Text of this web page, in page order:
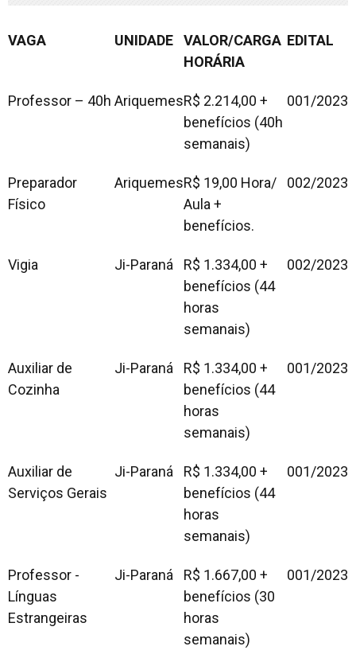
VAGA UNIDADE
VALOR/CARGA
HORÁRIA
EDITAL
Professor – 40h AriquemesR$ 2.214,00 +
benefícios (40h
semanais)
001/2023
Preparador
Físico
AriquemesR$ 19,00 Hora/
Aula +
benefícios.
002/2023
Vigia Ji-Paraná
R$ 1.334,00 +
benefícios (44
horas
semanais)
002/2023
Auxiliar de
Cozinha
Ji-Paraná
R$ 1.334,00 +
benefícios (44
horas
semanais)
001/2023
Auxiliar de
Serviços Gerais
Ji-Paraná
R$ 1.334,00 +
benefícios (44
horas
semanais)
001/2023
Professor -
Línguas
Estrangeiras
Ji-Paraná
R$ 1.667,00 +
benefícios (30
horas
semanais)
001/2023